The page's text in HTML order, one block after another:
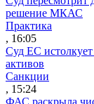
решение МКАС
Практика
, 16:05
Суд ЕС
активов
Санкции
, 15:24
ФАС раскрыла